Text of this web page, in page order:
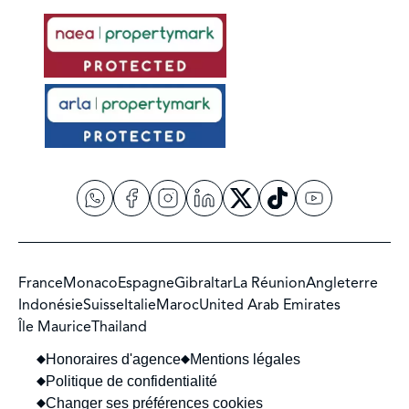
FranceMonacoEspagneGibraltarLa RéunionAngleterre
IndonésieSuisseItalieMarocUnited Arab Emirates
Île MauriceThailand
Honoraires d'agence
Mentions légales
Politique de confidentialité
Changer ses préférences cookies